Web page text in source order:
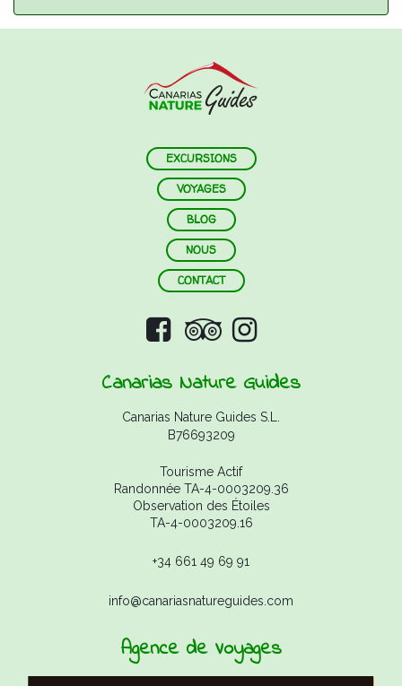
EXCURSIONS
VOYAGES
BLOG
NOUS
CONTACT
Canarias Nature Guides
Canarias Nature Guides S.L.
B76693209
Tourisme Actif
Randonnée TA-4-0003209.36
Observation des Étoiles
TA-4-0003209.16
+34 661 49 69 91
info@canariasnatureguides.com
Agence de Voyages